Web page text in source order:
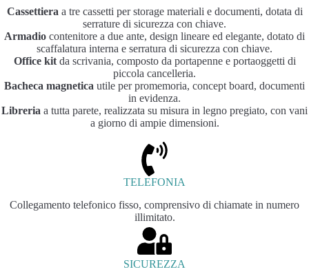
Cassettiera a tre cassetti per storage materiali e documenti, dotata di
serrature di sicurezza con chiave.
Armadio contenitore a due ante, design lineare ed elegante, dotato di
scaffalatura interna e serratura di sicurezza con chiave.
Office kitda scrivania, composto da portapenne e portaoggetti di
piccola cancelleria.
Bacheca magnetica utile per promemoria, concept board, documenti
in evidenza.
Libreria a tutta parete, realizzata su misura in legno pregiato, con vani
a giorno di ampie dimensioni.
TELEFONIA
Collegamento telefonico fisso, comprensivo di chiamate in numero
illimitato.
SICUREZZA